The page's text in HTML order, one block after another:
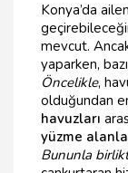
Konya’da
mevcut.
yaparken,
Öncelikle,
olduğundan
havuzları
yüzme
Bununla